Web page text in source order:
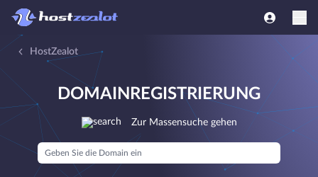
HostZealot
DOMAINREGISTRIERUNG
Zur Massensuche gehen